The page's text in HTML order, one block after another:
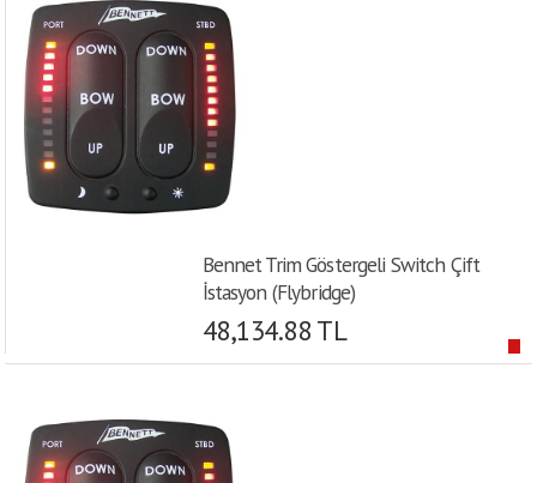
Bennet Trim Göstergeli Switch Çift
İstasyon (Flybridge)
48,134.88 TL